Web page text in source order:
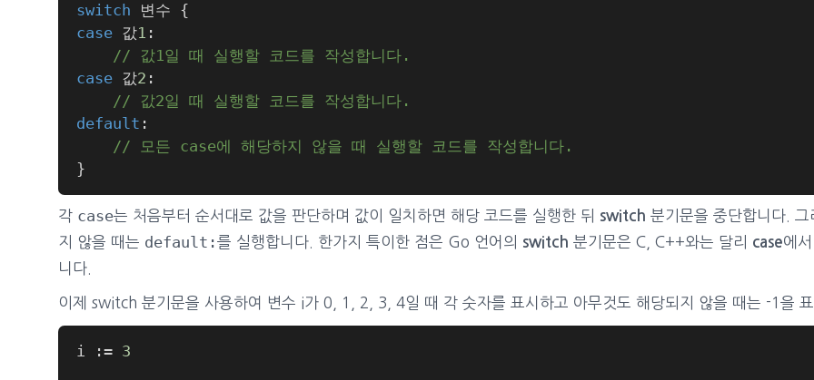
switch 변수 {
case 값1 :
// 값1일 때 실행할 코드를 작성합니다.
case 값2 :
// 값2일 때 실행할 코드를 작성합니다.
default :
// 모든 case에 해당하지 않을 때 실행할 코드를 작성합니다.
}
각 case는 처음부터 순서대로 값을 판단하며 값이 일치하면 해당 코드를 실행한 뒤 switch 분기문을 중단합니다.
지 않을 때는 default:를 실행합니다. 한가지 특이한 점은 Go 언어의 switch 분기문은 C, C++와는 달리 case에서
니다.
이제 switch 분기문을 사용하여 변수 i가 0, 1, 2, 3, 4일 때 각 숫자를 표시하고 아무것도 해당되지 않을 때는 -1을 표
i := 3